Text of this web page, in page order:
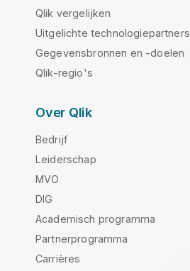
Qlik vergelijken
Uitgelichte technologiepartners
Gegevensbronnen en -doelen
Qlik-regio's
Over Qlik
Bedrijf
Leiderschap
MVO
DIG
Academisch programma
Partnerprogramma
Carrières